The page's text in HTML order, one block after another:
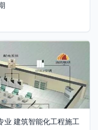
业 建筑智能化工程施工